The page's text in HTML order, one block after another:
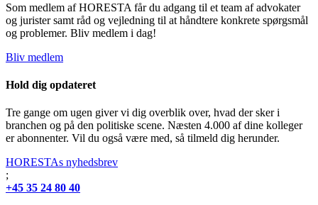
Som medlem af HORESTA får du adgang til et team af advokater
og jurister samt råd og vejledning til at håndtere konkrete spørgsmål
og problemer. Bliv medlem i dag!
Bliv medlem
Hold dig opdateret
Tre gange om ugen giver vi dig overblik over, hvad der sker i
branchen og på den politiske scene. Næsten 4.000 af dine kolleger
er abonnenter. Vil du også være med, så tilmeld dig herunder.
HORESTAs nyhedsbrev
;
+45 35 24 80 40